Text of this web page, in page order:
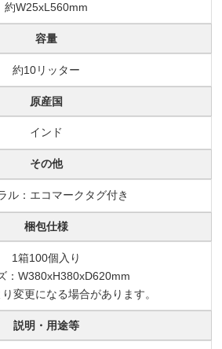
約W25xL560mm
容量
約10リッター
原産国
インド
その他
ル：エコマークタグ付き
梱包仕様
1箱100個入り
：W380xH380xD620mm
変更になる場合があります。
説明・用途等